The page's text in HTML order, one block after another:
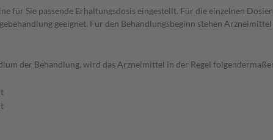
für Sie passende Erhaltungsdosis eingestellt. Für die einzelnen
geeignet. Für den Behandlungsbeginn stehen
der Behandlung, wird das Arzneimittel in der Regel